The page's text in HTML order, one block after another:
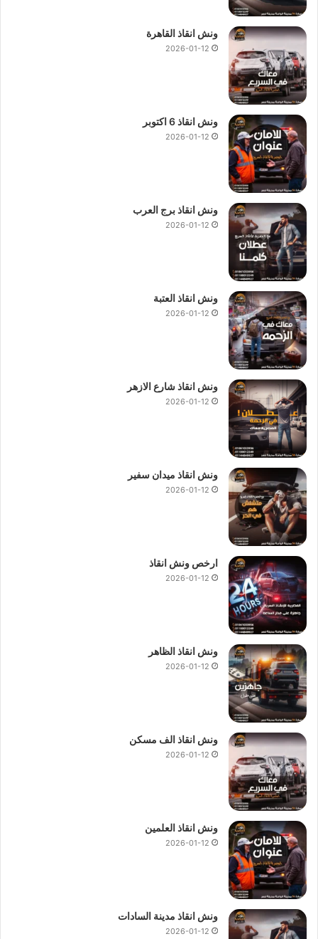
ونش انقاذ القاهرة
2026-01-12
ونش انقاذ 6 اكتوبر
2026-01-12
ونش انقاذ برج العرب
2026-01-12
ونش انقاذ العتبة
2026-01-12
ونش انقاذ شارع الازهر
2026-01-12
ونش انقاذ ميدان سفير
2026-01-12
ارخص ونش انقاذ
2026-01-12
ونش انقاذ الظاهر
2026-01-12
ونش انقاذ الف مسكن
2026-01-12
ونش انقاذ العلمين
2026-01-12
ونش انقاذ مدينة السادات
2026-01-12